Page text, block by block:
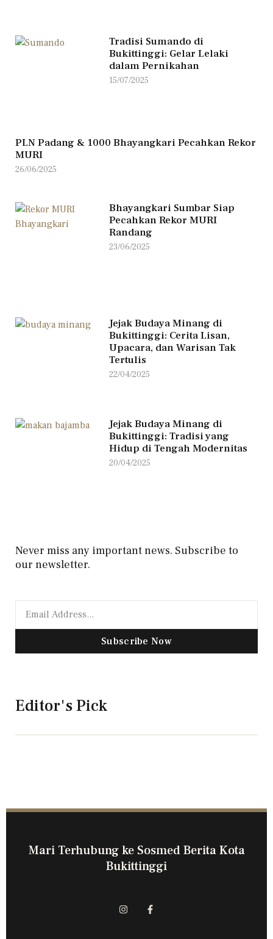
Tradisi Sumando di
Bukittinggi: Gelar Lelaki
dalam Pernikahan
15/07/2025
PLN Padang & 1000 Bhayangkari Pecahkan Rekor
MURI
26/06/2025
Bhayangkari Sumbar Siap
Pecahkan Rekor MURI
Randang
23/06/2025
Jejak Budaya Minang di
Bukittinggi: Cerita Lisan,
Upacara, dan Warisan Tak
Tertulis​
22/04/2025
Jejak Budaya Minang di
Bukittinggi: Tradisi yang
Hidup di Tengah Modernitas
20/04/2025
Never miss any important news. Subscribe to
our newsletter.
Subscribe Now
Editor's Pick
Mari Terhubung ke Sosmed Berita Kota
Bukittinggi